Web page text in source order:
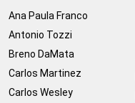
Ana Paula Franco
Antonio Tozzi
Breno DaMata
Carlos Martinez
Carlos Wesley